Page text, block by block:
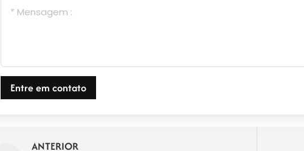
Entre em contato
ANTERIOR